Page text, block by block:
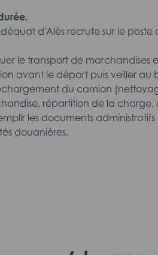
d'Alès recrute sur le poste
le transport de marchandises
avant le départ puis veiller au
du camion
répartition de la
les documents
douanières.